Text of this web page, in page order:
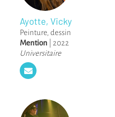
Ayotte, Vicky
Peinture, dessin
Mention
2022
Universitaire